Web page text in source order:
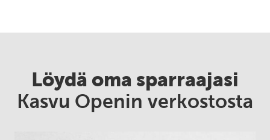
Löydä oma sparraajasi
Kasvu Openin verkostosta